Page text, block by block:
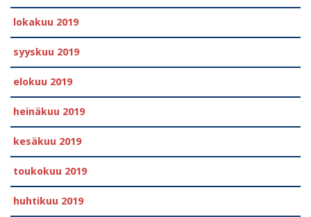
lokakuu 2019
syyskuu 2019
elokuu 2019
heinäkuu 2019
kesäkuu 2019
toukokuu 2019
huhtikuu 2019